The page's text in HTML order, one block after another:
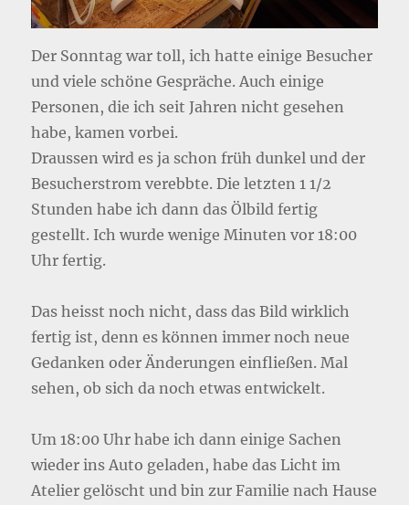
Der Sonntag war toll, ich hatte einige Besucher
und viele schöne Gespräche. Auch einige
Personen, die ich seit Jahren nicht gesehen
habe, kamen vorbei.
Draussen wird es ja schon früh dunkel und der
Besucherstrom verebbte. Die letzten 1 1/2
Stunden habe ich dann das Ölbild fertig
gestellt. Ich wurde wenige Minuten vor 18:00
Uhr fertig.
Das heisst noch nicht, dass das Bild wirklich
fertig ist, denn es können immer noch neue
Gedanken oder Änderungen einfließen. Mal
sehen, ob sich da noch etwas entwickelt.
Um 18:00 Uhr habe ich dann einige Sachen
wieder ins Auto geladen, habe das Licht im
Atelier gelöscht und bin zur Familie nach Hause